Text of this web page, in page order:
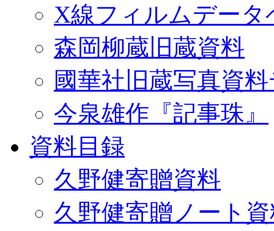
X線フィルムデータ
森岡柳蔵旧蔵資料
國華社旧蔵写真資
今泉雄作『記事珠』
資料目録
久野健寄贈資料
久野健寄贈ノート